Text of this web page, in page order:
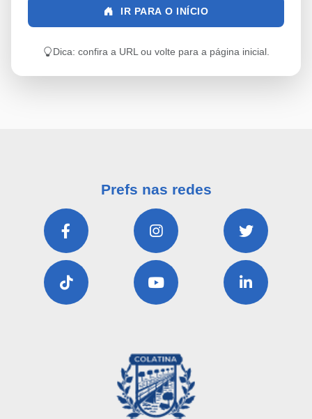
IR PARA O INÍCIO
Dica: confira a URL ou volte para a página inicial.
Prefs nas redes